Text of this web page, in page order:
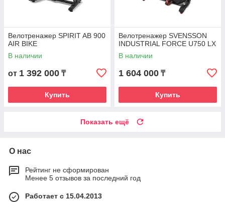
Велотренажер SPIRIT AB 900
AIR BIKE
В наличии
от 1 392 000 ₸
Купить
Велотренажер SVENSSON
INDUSTRIAL FORCE U750 LX
В наличии
1 604 000 ₸
Купить
Показать ещё
О нас
Рейтинг не сформирован
Менее 5 отзывов за последний год
Работает с 15.04.2013